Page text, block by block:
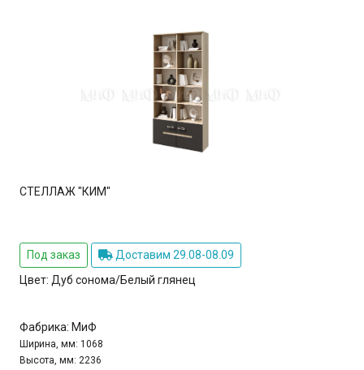
СТЕЛЛАЖ "КИМ"
Под заказ
Доставим 29.08-08.09
Цвет: Дуб сонома/Белый глянец
Фабрика: МиФ
Ширина, мм: 1068
Высота, мм: 2236